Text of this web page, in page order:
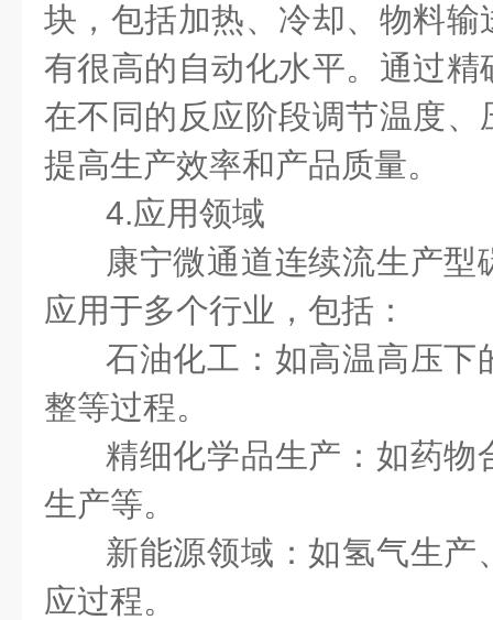
块，包括加热、冷却、物料
有很高的自动化水平。通过
在不同的反应阶段调节温度
提高生产效率和产品质量。
4.应用领域
康宁微通道连续流生产型
应用于多个行业，包括：
石油化工：如高温高压下
整等过程。
精细化学品生产：如药物
生产等。
新能源领域：如氢气生产
应过程。